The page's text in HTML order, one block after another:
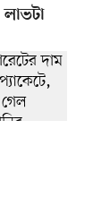
লাভটা